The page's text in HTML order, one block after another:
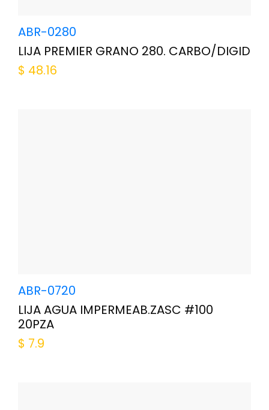
ABR-0280
LIJA PREMIER GRANO 280. CARBO/DIGID
$ 48.16
ABR-0720
LIJA AGUA IMPERMEAB.ZASC #100
20PZA
$ 7.9